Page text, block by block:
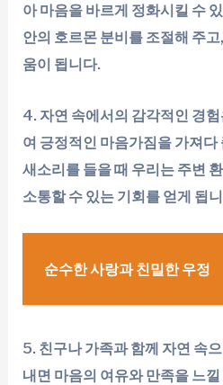
아 마음을 바르게 정화시킬 수
안의 호르몬 분비를 조절해 주
움이 됩니다.
4. 자연 속에서의 감각적인 경
여 긍정적인 마음가짐을 가져
새소리를 들을 때 우리는 주변
소통할 수 있는 기회를 얻게 됩
순수한 사랑과 친밀한 우정
5. 친구나 가족과 함께 자연 속
내면 마음의 여유와 만족을 느